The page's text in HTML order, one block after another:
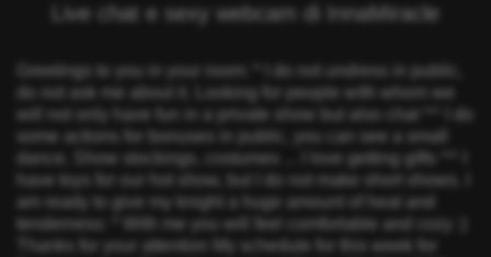
Live chat e sexy webcam di InnaMiracle
Greetings to you in your room: * I do not undress in public,
do not ask me about it. Looking for people with whom we
will not only have fun in a private show but also chat ^^ I do
some actions for bonuses in public, you can see a small
dance, Show stockings, costumes ... I love getting gifts ^^ I
have toys for our hot show, but I do not make short shows. I
am ready to give my knight a huge amount of heat and
tenderness: * With me you will feel comfortable and cozy :)
Thanks for your attention My schedule for this week for